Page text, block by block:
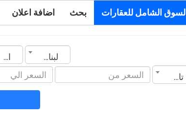
السوق الشامل للعقارات بحث اضافة اعلان
لبنان المدينة
تاريخ الانشاء